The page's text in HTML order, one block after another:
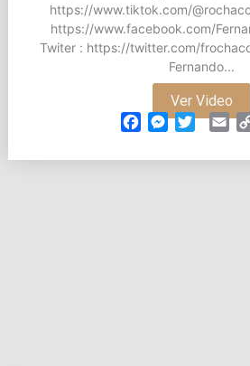
https://www.tiktok.com/
https://www.facebook.com/
Twiter : https://twitter.com/
Fernando...
Ver Video
Facebook
Messenger
Twitter